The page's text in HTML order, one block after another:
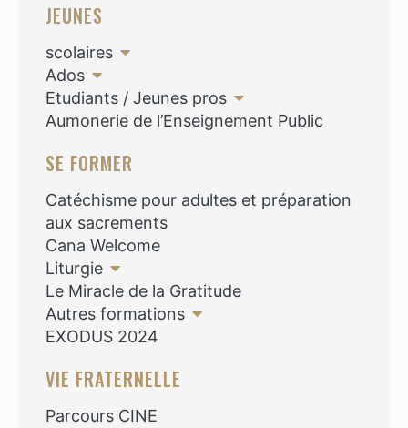
JEUNES
scolaires
Ados
Etudiants / Jeunes pros
Aumonerie de l’Enseignement Public
SE FORMER
Catéchisme pour adultes et préparation
aux sacrements
Cana Welcome
Liturgie
Le Miracle de la Gratitude
Autres formations
EXODUS 2024
VIE FRATERNELLE
Parcours CINE